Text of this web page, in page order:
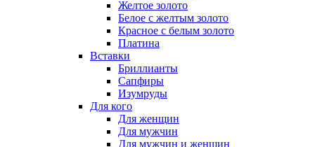
Желтое золото
Белое с желтым золото
Красное с белым золото
Платина
Вставки
Бриллианты
Сапфиры
Изумруды
Для кого
Для женщин
Для мужчин
Для мужчин и женщин